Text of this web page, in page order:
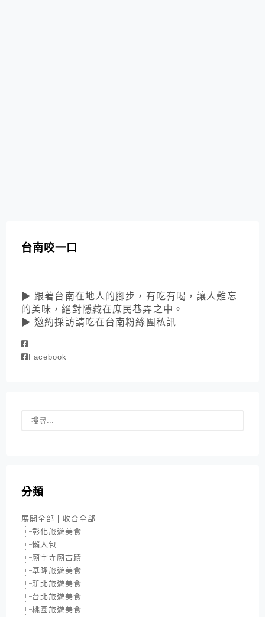
台南咬一口
▶ 跟著台南在地人的腳步，有吃有喝，讓人難忘
的美味，絕對隱藏在庶民巷弄之中。
▶ 邀約採訪請吃在台南粉絲團私訊
Facebook
分類
展開全部 | 收合全部
彰化旅遊美食
懶人包
廟宇寺廟古蹟
基隆旅遊美食
新北旅遊美食
台北旅遊美食
桃園旅遊美食